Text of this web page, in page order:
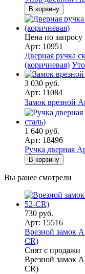
В корзину
Цена по запросу
Арт: 10951
Дверная ручка
(коричневая)
3 030 руб.
Арт: 11084
Замок врезной
1 640 руб.
Арт: 18496
Ручка дверная
В корзину
Вы ранее смотрели
730 руб.
Арт: 15516
Врезной замок
CR)
Снят с продажи
Врезной замок
CR)